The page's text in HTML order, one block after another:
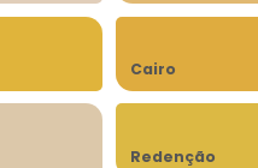
Cairo
Redenção